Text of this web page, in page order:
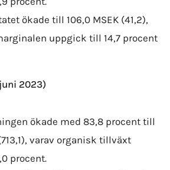
ökade till 106,0 MSEK (41,2),
uppgick till 14,7 procent
2023)
ökade med 83,8 procent till
varav organisk tillväxt
procent.